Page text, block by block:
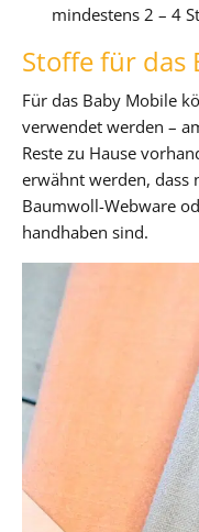
mindestens 2 – 4
Stoffe für das
Für das Baby Mobile
verwendet werden –
Reste zu Hause
erwähnt werden, dass
Baumwoll-Webware
handhaben sind.